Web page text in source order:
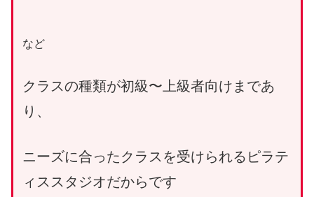
など
クラスの種類が初級〜上級者向けまであ
り、
ニーズに合ったクラスを受けられるピラテ
ィススタジオだからです